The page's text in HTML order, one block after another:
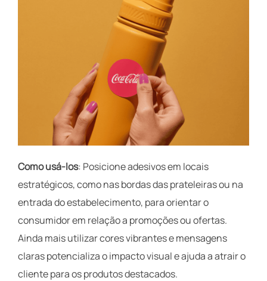
Como usá-los: Posicione adesivos em locais
estratégicos, como nas bordas das prateleiras ou na
entrada do estabelecimento, para orientar o
consumidor em relação a promoções ou ofertas.
Ainda mais utilizar cores vibrantes e mensagens
claras potencializa o impacto visual e ajuda a atrair o
cliente para os produtos destacados.